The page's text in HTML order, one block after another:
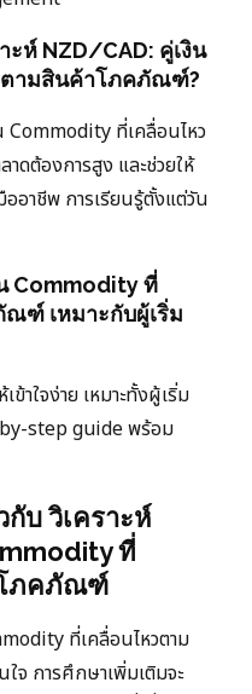
ะห์ NZD/CAD: คู่เงิน
ตามสินค้าโภคภัณฑ์?
Commodity ที่เคลื่อนไหว
ดต้องการสูง และช่วยให้
อาชีพ การเรียนรู้ตั้งแต่วัน
Commodity ที่
ฑ์ เหมาะกับผู้เริ่ม
าใจง่าย เหมาะทั้งผู้เริ่ม
step guide พร้อม
กับ วิเคราะห์
ที่
โภคภัณฑ์
ที่เคลื่อนไหวตาม
การศึกษาเพิ่มเติมจะ